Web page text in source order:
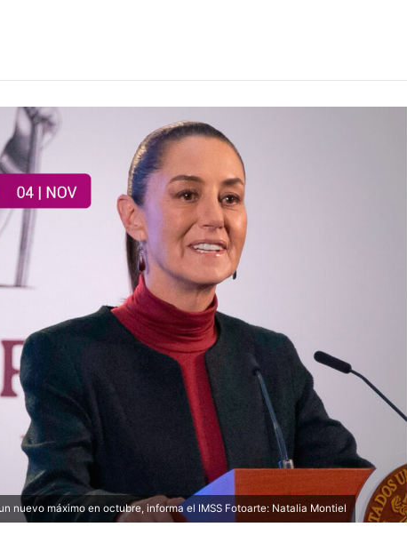
nuevo máximo en octubre, informa el IMSS Fotoarte: Natalia Montiel